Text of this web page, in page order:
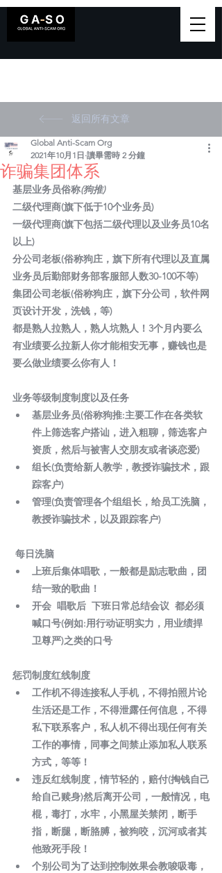
返回所有文章
诈骗集团体系
Global Anti-Scam Org
2021年10月1日 讀畢需時 2 分鐘
基层业务员俗称(狗推)
二级代理商(旗下低于10个业务员)
一级代理商(旗下包括二级代理以及业务员10名
以上)
分公司老板(俗称狗庄，旗下所有代理以及直属
业务员后勤部财务部客服部人数30-100不等)
集团公司老板(俗称狗庄，旗下分公司，软件网
页设计开发，洗钱，等)
都是熟人拉熟人，熟人坑熟人！3个月内要么
有业绩要么拉新人你才能相安无事，赚钱也是
要么做业绩要么你有人！
业务等级制度制度以及任务
基层业务员(俗称狗推:主要工作在各类软
件上筛选客户搭讪，进入粗聊，筛选客户
资质，然后与被害人交朋友或者谈恋爱)
组长(负责给新人教学，教授诈骗技术，跟
踪客户)
管理(负责管理各个组组长，给员工洗脑，
教授诈骗技术，以及跟踪客户)
每日洗脑
上班后集体唱歌，一般都是励志歌曲，团
结一致的歌曲！
开会  唱歌后  下班日常总结会议  都必须
喊口号(例如:用行动证明实力，用业绩捍
卫尊严)之类的口号
惩罚制度红线制度
工作机不得连接私人手机，不得拍照片论
生活还是工作，不得泄露任何信息，不得
私下联系客户，私人机不得出现任何有关
工作的事情，同事之间禁止添加私人联系
方式，等等！
违反红线制度，情节轻的，赔付(掏钱自己
给自己赎身)然后离开公司，一般情况，电
棍，毒打，水牢，小黑屋关禁闭，断手
指，断腿，断胳膊，被狗咬，沉河或者其
他致死手段！
个别公司为了达到控制效果会教唆吸毒，